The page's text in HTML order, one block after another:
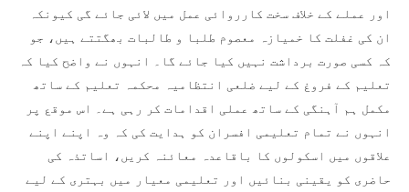
اور عملے کے خلاف سخت کارروائی عمل میں لائی جائے گی کیونکہ
ان کی غفلت کا خمیازہ معصوم طلبا و طالبات بھگتتے ہیں، جو
کہ کسی صورت برداشت نہیں کیا جائے گا۔ انہوں نے واضح کیا کہ
تعلیم کے فروغ کے لیے ضلعی انتظامیہ محکمہ تعلیم کے ساتھ
مکمل ہم آہنگی کے ساتھ عملی اقدامات کر رہی ہے۔ اس موقع پر
انہوں نے تمام تعلیمی افسران کو ہدایت کی کہ وہ اپنے اپنے
علاقوں میں اسکولوں کا باقاعدہ معائنہ کریں، اساتذہ کی
حاضری کو یقینی بنائیں اور تعلیمی معیار میں بہتری کے لیے